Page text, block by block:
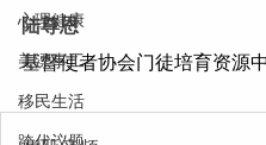
心理健康
美漂事工
移民生活
陆尊恩
基督使者协会门徒培育资源